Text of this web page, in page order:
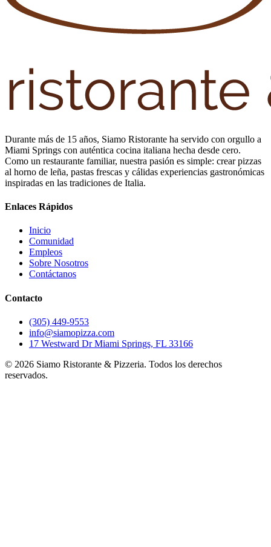
Durante más de 15 años, Siamo Ristorante ha servido con orgullo a
Miami Springs con auténtica cocina italiana hecha desde cero.
Como un restaurante familiar, nuestra pasión es simple: crear pizzas
al horno de leña, pastas frescas y cálidas experiencias gastronómicas
inspiradas en las tradiciones de Italia.
Enlaces Rápidos
Inicio
Comunidad
Empleos
Sobre Nosotros
Contáctanos
Contacto
(305) 449-9553
info@siamopizza.com
17 Westward Dr Miami Springs, FL 33166
© 2026 Siamo Ristorante & Pizzeria. Todos los derechos
reservados.